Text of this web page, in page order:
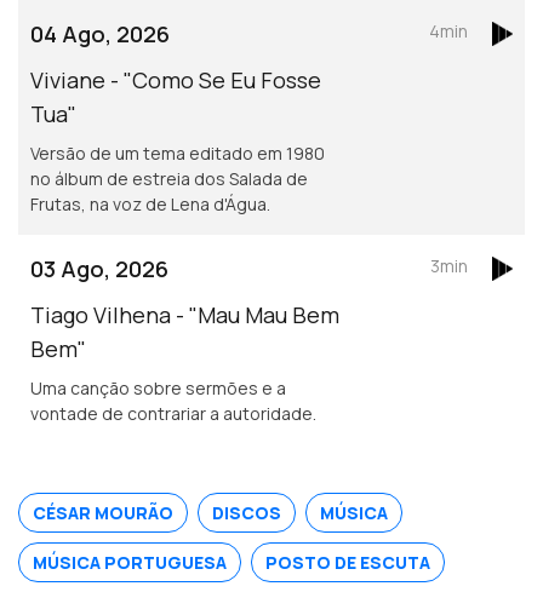
04 Ago, 2026
Viviane - "Como Se Eu Fosse
Tua"
Versão de um tema editado em 1980
no álbum de estreia dos Salada de
Frutas, na voz de Lena d'Água.
4min
03 Ago, 2026
Tiago Vilhena - "Mau Mau Bem
Bem"
Uma canção sobre sermões e a
vontade de contrariar a autoridade.
3min
CÉSAR MOURÃO DISCOS MÚSICA
MÚSICA PORTUGUESA POSTO DE ESCUTA